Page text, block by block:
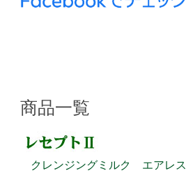
商品一覧
クレンジングミルク エアレス